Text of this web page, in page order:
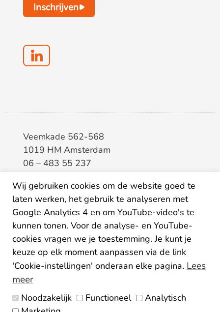
Inschrijven
Veemkade 562-568
1019 HM Amsterdam
06 – 483 55 237
BTW8133.20.343.B.01
KvK34207150
IBANNL26ABNA0507435125
Algemene voorwaarden
Wij gebruiken cookies om de website goed te
laten werken, het gebruik te analyseren met
Google Analytics 4 en om YouTube-video's te
kunnen tonen. Voor de analyse- en YouTube-
cookies vragen we je toestemming. Je kunt je
keuze op elk moment aanpassen via de link
'Cookie-instellingen' onderaan elke pagina. Lees
meer
Noodzakelijk Functioneel
Analytisch